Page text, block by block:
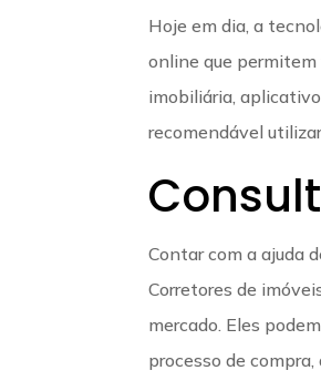
Hoje em dia, a
online que
imobiliária,
recomendável
Contar com a ajuda
Corretores de
mercado. Eles
processo de